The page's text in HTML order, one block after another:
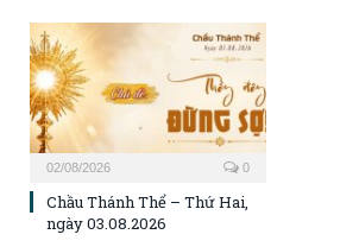
02/08/2026 0
Chầu Thánh Thể – Thứ Hai,
ngày 03.08.2026